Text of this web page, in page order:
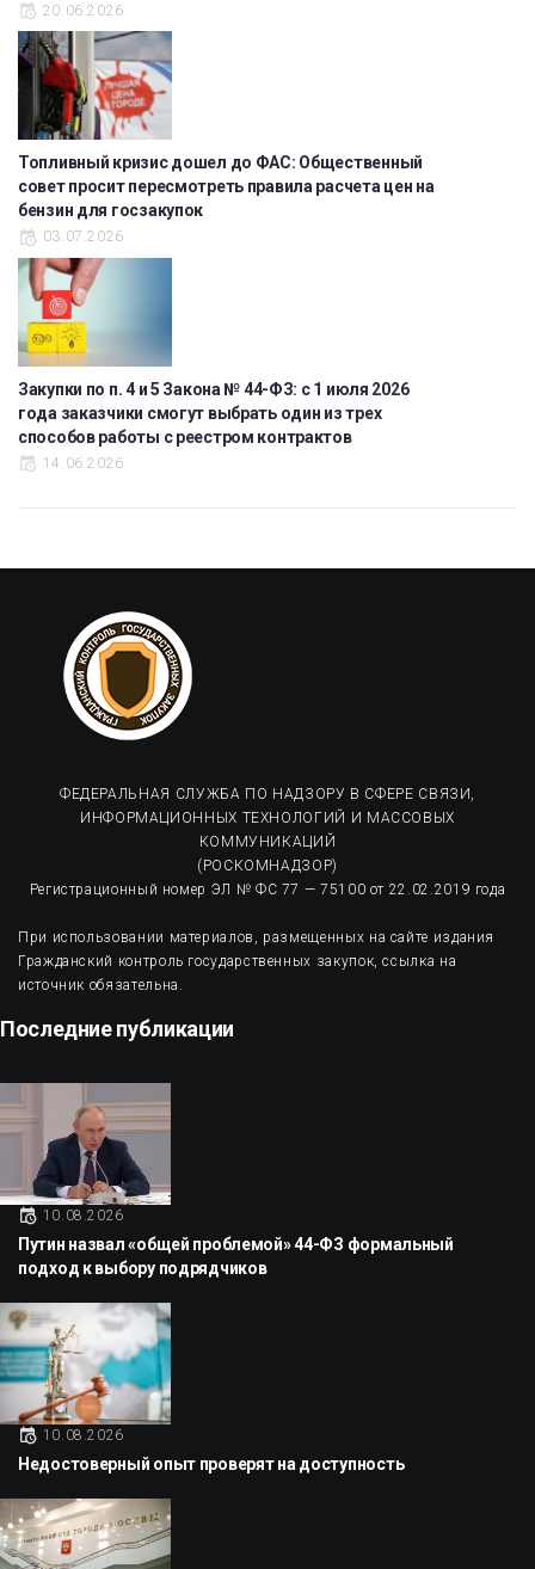
20.06.2026
Топливный кризис дошел до ФАС: Общественный
совет просит пересмотреть правила расчета цен на
бензин для госзакупок
03.07.2026
Закупки по п. 4 и 5 Закона № 44-ФЗ: с 1 июля 2026
года заказчики смогут выбрать один из трех
способов работы с реестром контрактов
14.06.2026
ФЕДЕРАЛЬНАЯ СЛУЖБА ПО НАДЗОРУ В СФЕРЕ СВЯЗИ,
ИНФОРМАЦИОННЫХ ТЕХНОЛОГИЙ И МАССОВЫХ
КОММУНИКАЦИЙ
(РОСКОМНАДЗОР)
Регистрационный номер ЭЛ № ФС 77 — 75100 от 22.02.2019 года
При использовании материалов, размещенных на сайте издания
Гражданский контроль государственных закупок, ссылка на
источник обязательна.
Последние публикации
10.08.2026
Путин назвал «общей проблемой» 44-ФЗ формальный
подход к выбору подрядчиков
10.08.2026
Недостоверный опыт проверят на доступность